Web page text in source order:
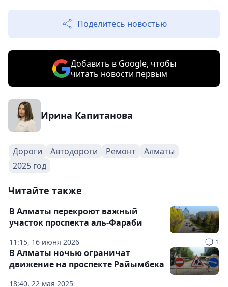
Поделитесь новостью
Добавить в Google, чтобы
читать новости первым
Ирина Капитанова
Дороги Автодороги Ремонт
Алматы
2025 год
Читайте также
11:15, 16 июня 2026 1
В Алматы перекроют важный
участок проспекта аль-Фараби
18:40, 22 мая 2025
В Алматы ночью ограничат
движение на проспекте Райымбека